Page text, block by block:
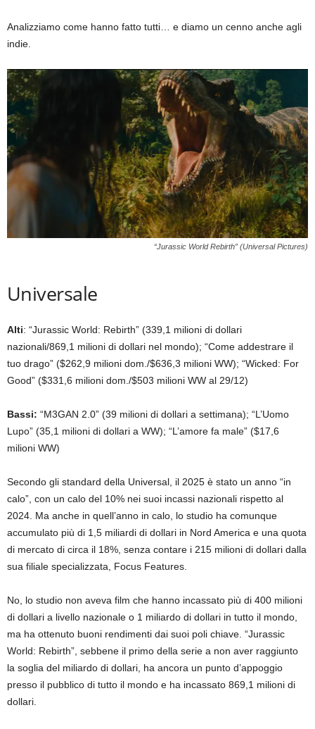
Analizziamo come hanno fatto tutti… e diamo un cenno anche agli
indie.
“Jurassic World Rebirth” (Universal Pictures)
Universale
Alti: “Jurassic World: Rebirth” (339,1 milioni di dollari
nazionali/869,1 milioni di dollari nel mondo); “Come addestrare il
tuo drago” ($262,9 milioni dom./$636,3 milioni WW); “Wicked: For
Good” ($331,6 milioni dom./$503 milioni WW al 29/12)
Bassi: “M3GAN 2.0” (39 milioni di dollari a settimana); “L’Uomo
Lupo” (35,1 milioni di dollari a WW); “L’amore fa male” ($17,6
milioni WW)
Secondo gli standard della Universal, il 2025 è stato un anno “in
calo”, con un calo del 10% nei suoi incassi nazionali rispetto al
2024. Ma anche in quell’anno in calo, lo studio ha comunque
accumulato più di 1,5 miliardi di dollari in Nord America e una quota
di mercato di circa il 18%, senza contare i 215 milioni di dollari dalla
sua filiale specializzata, Focus Features.
No, lo studio non aveva film che hanno incassato più di 400 milioni
di dollari a livello nazionale o 1 miliardo di dollari in tutto il mondo,
ma ha ottenuto buoni rendimenti dai suoi poli chiave. “Jurassic
World: Rebirth”, sebbene il primo della serie a non aver raggiunto
la soglia del miliardo di dollari, ha ancora un punto d’appoggio
presso il pubblico di tutto il mondo e ha incassato 869,1 milioni di
dollari.